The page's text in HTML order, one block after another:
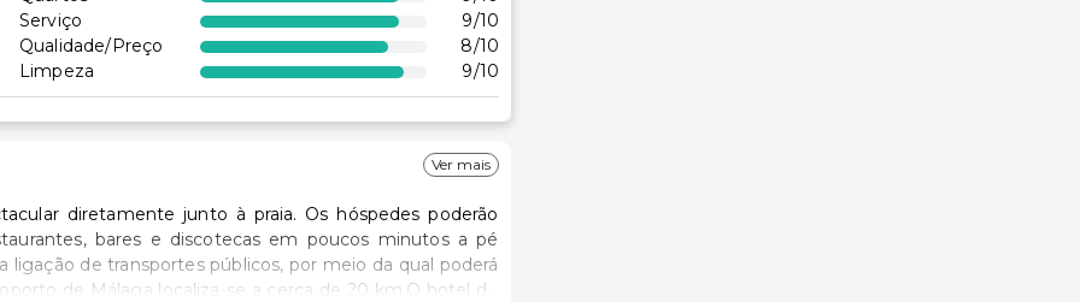
Serviço
9/10
Qualidade/Preço
8/10
Limpeza
9/10
Ver mais
diretamente junto à praia. Os hóspedes poderão
bares e discotecas em poucos minutos a pé
de transportes públicos, por meio da qual poderá
de Málaga localiza-se a cerca de 20 km.O hotel de